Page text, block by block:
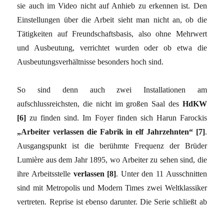
sie auch im Video nicht auf Anhieb zu erkennen ist. Den
Einstellungen über die Arbeit sieht man nicht an, ob die
Tätigkeiten auf Freundschaftsbasis, also ohne Mehrwert
und Ausbeutung, verrichtet wurden oder ob etwa die
Ausbeutungsverhältnisse besonders hoch sind.
So sind denn auch zwei Installationen am
aufschlussreichsten, die nicht im großen Saal des HdKW
[6] zu finden sind. Im Foyer finden sich Harun Farockis
„Arbeiter verlassen die Fabrik in elf Jahrzehnten“ [7].
Ausgangspunkt ist die berühmte Frequenz der Brüder
Lumière aus dem Jahr 1895, wo Arbeiter zu sehen sind, die
ihre Arbeitsstelle verlassen [8]. Unter den 11 Ausschnitten
sind mit Metropolis und Modern Times zwei Weltklassiker
vertreten. Reprise ist ebenso darunter. Die Serie schließt ab